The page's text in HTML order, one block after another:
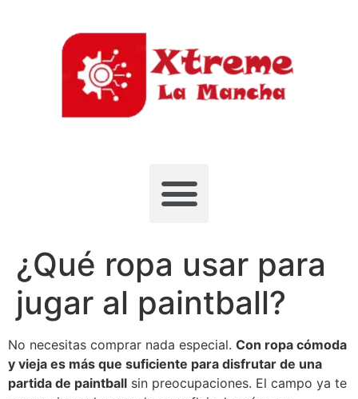
¿Qué ropa usar para
jugar al paintball?
No necesitas comprar nada especial. Con ropa cómoda
y vieja es más que suficiente para disfrutar de una
partida de paintball sin preocupaciones. El campo ya te